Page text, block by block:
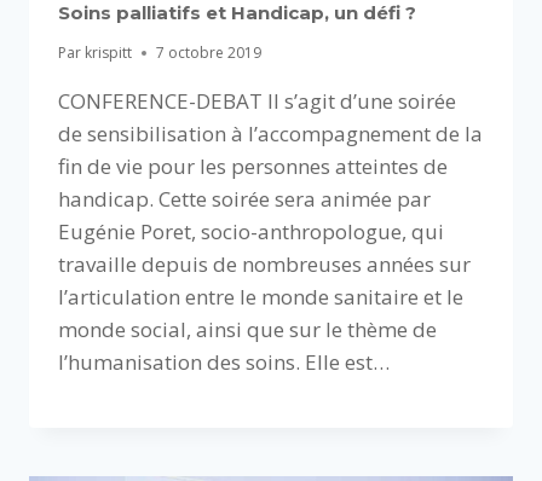
Soins palliatifs et Handicap, un défi ?
Par krispitt 7 octobre 2019
CONFERENCE-DEBAT Il s’agit d’une soirée
de sensibilisation à l’accompagnement de la
fin de vie pour les personnes atteintes de
handicap. Cette soirée sera animée par
Eugénie Poret, socio-anthropologue, qui
travaille depuis de nombreuses années sur
l’articulation entre le monde sanitaire et le
monde social, ainsi que sur le thème de
l’humanisation des soins. Elle est…